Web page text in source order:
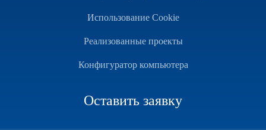
Использование Cookie
Реализованные проекты
Конфигуратор компьютера
Оставить заявку